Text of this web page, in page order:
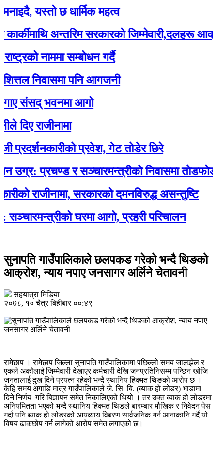
यस्तो छ धार्मिक महत्व
अन्तरिम सरकारको जिम्मेवारी,दलहरू आक्रोशित
नाममा सम्बोधन गर्दै
निवासमा पनि आगजनी
भवनमा आगो
राजीनामा
प्रवेश, गेट तोडेर छिरे
प्रचण्ड र सञ्चारमन्त्रीको निवासमा तोडफोड र
राजीनामा, सरकारको दमनविरुद्ध असन्तुष्टि
घरमा आगो, प्रहरी परिचालन
सुनापति गाउँपालिकाले छलपकड गरेको भन्दै थिङको
आक्रोश, न्याय नपाए जनसागर अ​र्लिने चेतावनी
सहयात्रा मिडिया
२०७८, १० चैत्र बिहीबार ००:४९
रामेछाप । रामेछाप जिल्ला सुनापति गाउँपालिकामा पछिल्लो समय जालझेल र
एकले अर्कोलाई जिम्मेवारी देखाएर कर्मचारी देखि जनप्रतिनिसम्म पन्छिन खोजि
जनतालाई दुख दिने प्रयत्न रहेको भन्दै स्थानिय हिक्मत थिङको आरोप छ ।
केहि समय अगाडि मात्र गाउँपालिकाले जे. सि. बि. (ब्याक हो लोडर) भाडामा
दिने निर्णय गरि बिज्ञापन समेत निकालिएको थियो । तर उक्त ब्याक हो लोडरमा
अनियमितता भएको भन्दै स्थानिय हिक्मत थिङले बारम्बार मौखिक र निवेदन पेस
गर्दा पनि ब्याक हो लोडरको आयव्याय विबरण सार्वजनिक गर्न आनाकानि गर्दै यो
विषय ढाकछोप गर्न लागेको आरोप समेत लगाएको छ।